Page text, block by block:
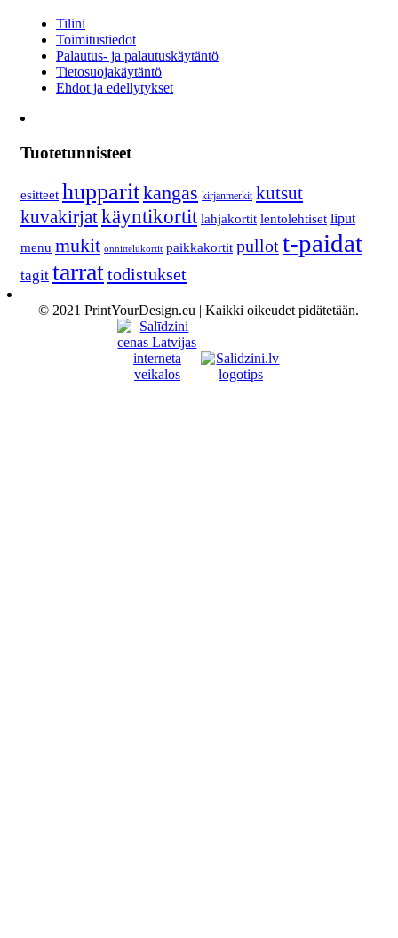
Tilini
Toimitustiedot
Palautus- ja palautuskäytäntö
Tietosuojakäytäntö
Ehdot ja edellytykset
Tuotetunnisteet
esitteet hupparitkangas kirjanmerkit kutsut
kuvakirjatkäyntikortit lahjakortit lentolehtiset liput
menu mukit onnittelukortit paikkakortit pullott-paidat
tagit tarrattodistukset
© 2021 PrintYourDesign.eu | Kaikki oikeudet pidätetään.